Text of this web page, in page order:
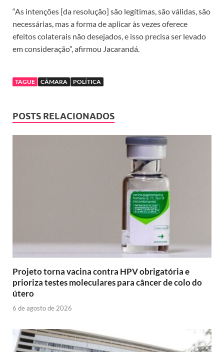
“As intenções [da resolução] são legítimas, são válidas, são
necessárias, mas a forma de aplicar às vezes oferece
efeitos colaterais não desejados, e isso precisa ser levado
em consideração”, afirmou Jacarandá.
TAGUE CÂMARA POLÍTICA
POSTS RELACIONADOS
Projeto torna vacina contra HPV obrigatória e
prioriza testes moleculares para câncer de colo do
útero
6 de agosto de 2026